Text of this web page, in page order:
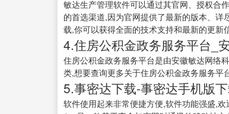
敏达生产管理软件可以通过其官网、授权合
的首选渠道,因为官网提供了最新的版本、
载,你可以获得全面的技术支持和最新的更
4.住房公积金政务服务平台_
住房公积金政务服务平台是由安徽敏达网络
类,想要查询更多关于住房公积金政务服务平
5.事密达下载-事密达手机版
软件使用起来非常便捷方便,软件功能强盛,